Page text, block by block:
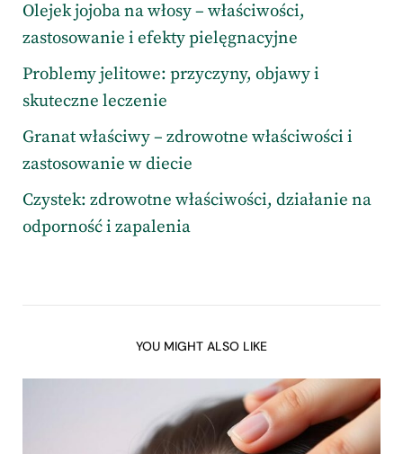
Olejek jojoba na włosy – właściwości,
zastosowanie i efekty pielęgnacyjne
Problemy jelitowe: przyczyny, objawy i
skuteczne leczenie
Granat właściwy – zdrowotne właściwości i
zastosowanie w diecie
Czystek: zdrowotne właściwości, działanie na
odporność i zapalenia
YOU MIGHT ALSO LIKE